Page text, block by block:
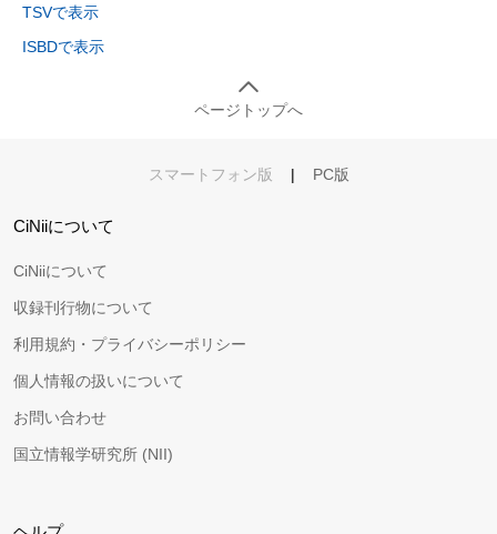
TSVで表示
ISBDで表示
ページトップへ
スマートフォン版 | PC版
CiNiiについて
CiNiiについて
収録刊行物について
利用規約・プライバシーポリシー
個人情報の扱いについて
お問い合わせ
国立情報学研究所 (NII)